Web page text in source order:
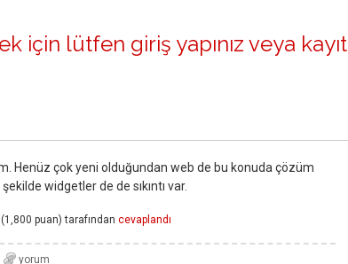
için lütfen giriş yapınız veya kayıt
Henüz çok yeni olduğundan web de bu konuda çözüm
widgetler de de sıkıntı var.
(1,800 puan) tarafından cevaplandı